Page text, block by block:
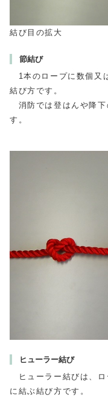
結び目の拡大
節結び
1本のロープに数個又
結び方です。
消防では登はんや降下
す。
ヒューラー結び
ヒューラー結びは、ロ
に結ぶ結び方です。